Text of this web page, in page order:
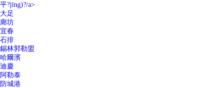
平?jīng)?/a>
大足
廊坊
宜春
石排
錫林郭勒盟
哈爾濱
迪慶
阿勒泰
防城港